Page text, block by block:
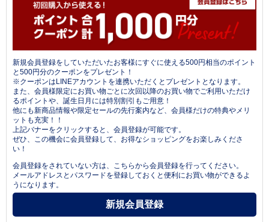
新規会員登録をしていただいたお客様にすぐに使える500円相当のポイント
と500円分のクーポンをプレゼント！
※クーポンはLINEアカウントを連携いただくとプレゼントとなります。
また、会員様限定にお買い物ごとに次回以降のお買い物でご利用いただけ
るポイントや、誕生日月には特別割引もご用意！
他にも新商品情報や限定セールの先行案内など、会員様だけの特典やメリ
ットも充実！！
上記バナーをクリックすると、会員登録が可能です。
ぜひ、この機会に会員登録して、お得なショッピングをお楽しみくださ
い！
会員登録をされていない方は、こちらから会員登録を行ってください。
メールアドレスとパスワードを登録しておくと便利にお買い物ができるよ
うになります。